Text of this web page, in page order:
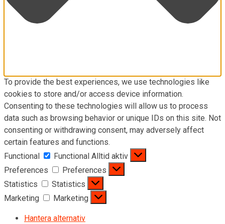
To provide the best experiences, we use technologies like
cookies to store and/or access device information.
Consenting to these technologies will allow us to process
data such as browsing behavior or unique IDs on this site. Not
consenting or withdrawing consent, may adversely affect
certain features and functions.
Functional
Functional Alltid aktiv
Preferences
Preferences
Statistics
Statistics
Marketing
Marketing
Hantera alternativ